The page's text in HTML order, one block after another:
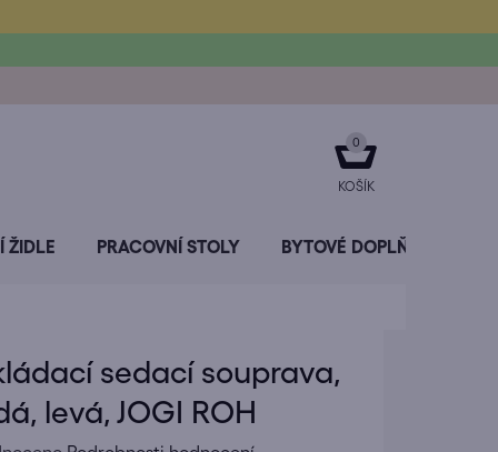
NÁKUPNÍ
KOŠÍK
ŽIDLE PRACOVNÍ STOLY BYTOVÉ DOPLŇKY
sedací souprava,
levá, JOGI ROH